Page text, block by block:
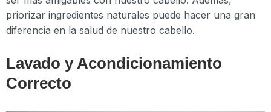
priorizar ingredientes naturales puede hacer una gran
diferencia en la salud de nuestro cabello.
Lavado y Acondicionamiento
Correcto